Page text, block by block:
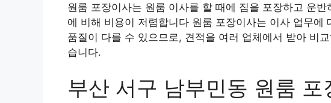
원룸 포장이사는 원룸 이사를 할 때에 짐을 포장하고 운
에 비해 비용이 저렴합니다 원룸 포장이사는 이사 업무
품질이 다를 수 있으므로, 견적을 여러 업체에서 받아 비
습니다.
부산 서구 남부민동 원룸 포